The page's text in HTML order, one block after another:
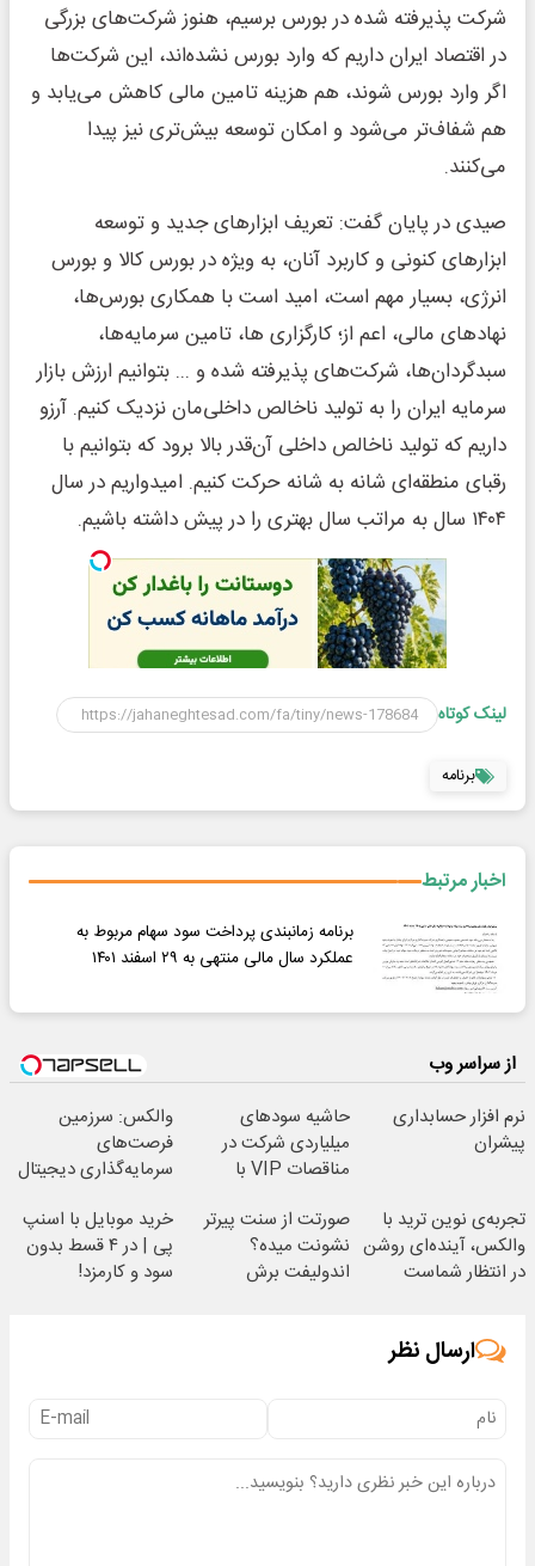
شرکت پذیرفته شده در بورس برسیم، هنوز شرکت‌های بزرگی
در اقتصاد ایران داریم که وارد بورس نشده‌اند، این شرکت‌ها
اگر وارد بورس شوند، هم هزینه تامین مالی کاهش می‌یابد و
هم شفاف‌تر می‌شود و امکان توسعه بیش‌تری نیز پیدا
می‌کنند.
صیدی در پایان گفت: تعریف ابزارهای جدید و توسعه
ابزارهای کنونی و کاربرد آنان، به ویژه در بورس کالا و بورس
انرژی، بسیار مهم است، امید است با همکاری بورس‌ها،
نهادهای مالی، اعم از؛ کارگزاری ها، تامین سرمایه‌ها،
سبدگردان‌ها، شرکت‌های پذیرفته شده و ... بتوانیم ارزش بازار
سرمایه ایران را به تولید ناخالص داخلی‌مان نزدیک کنیم. آرزو
داریم که تولید ناخالص داخلی آن‌قدر بالا برود که بتوانیم با
رقبای منطقه‌ای شانه به شانه حرکت کنیم. امیدواریم در سال
۱۴۰۴ سال به مراتب سال بهتری را در پیش داشته باشیم.
لینک کوتاه
برنامه
اخبار مرتبط
برنامه زمانبندی پرداخت سود سهام مربوط به
عملکرد سال مالی منتهی به ۲۹ اسفند ۱۴۰۱
از سراسر وب
نرم افزار حسابداری
پیشران
حاشیه سودهای
میلیاردی شرکت در
مناقصات VIP با
والکس: سرزمین
فرصت‌های
سرمایه‌گذاری دیجیتال
تجربه‌ی نوین ترید با
والکس، آینده‌ای روشن
در انتظار شماست
صورتت از سنت پیرتر
نشونت میده؟
اندولیفت برش
خرید موبایل با اسنپ
پی | در ۴ قسط بدون
سود و کارمزد!
ارسال نظر